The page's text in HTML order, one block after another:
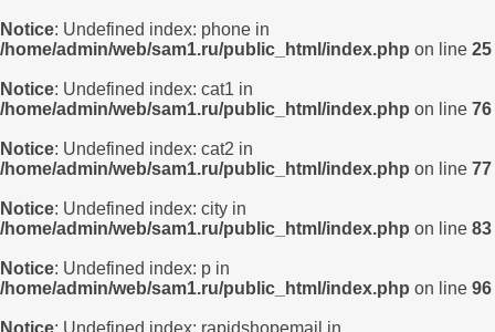
Notice: Undefined index: phone in
/home/admin/web/sam1.ru/public_html/index.php on line 25
Notice: Undefined index: cat1 in
/home/admin/web/sam1.ru/public_html/index.php on line 76
Notice: Undefined index: cat2 in
/home/admin/web/sam1.ru/public_html/index.php on line 77
Notice: Undefined index: city in
/home/admin/web/sam1.ru/public_html/index.php on line 83
Notice: Undefined index: p in
/home/admin/web/sam1.ru/public_html/index.php on line 96
Notice: Undefined index: rapidshopemail in